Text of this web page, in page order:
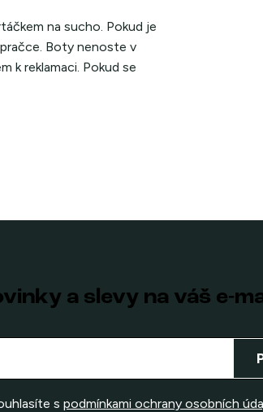
na sucho. Pokud je
Boty nenoste v
k reklamaci. Pokud se
a slevy na váš e-
s podmínkami ochrany osobních